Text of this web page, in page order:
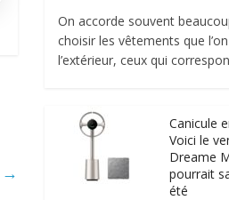
→
On accorde souvent
choisir les vêtements que
l’extérieur, ceux qui
Canicule
Voici le
Dreame
pourrait
été